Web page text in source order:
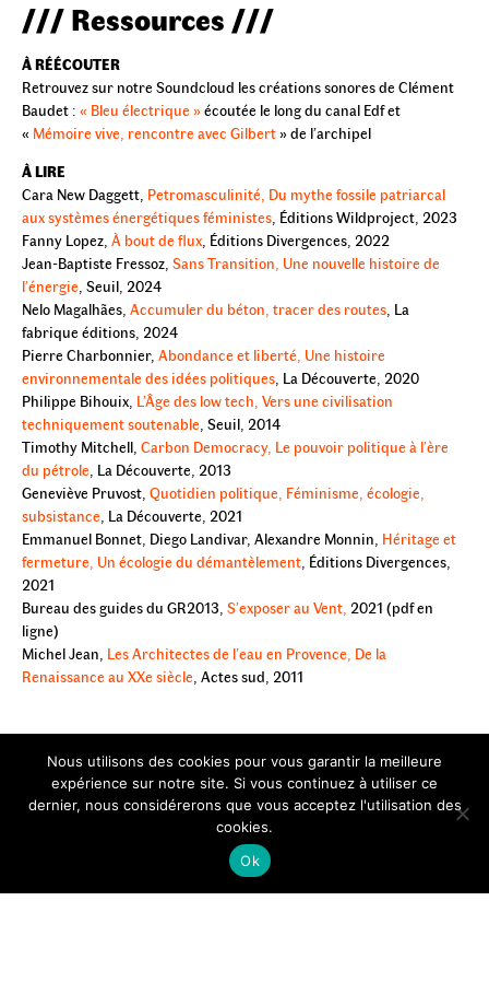
/// Ressources ///
À RÉÉCOUTER
Retrouvez sur notre Soundcloud les créations sonores de Clément
Baudet : « Bleu électrique »écoutée le long du canal Edf et
« Mémoire vive, rencontre avec Gilbert» de l’archipel
À LIRE
Cara New Daggett, Petromasculinité, Du mythe fossile patriarcal
aux systèmes énergétiques féministes, Éditions Wildproject, 2023
Fanny Lopez, À bout de flux, Éditions Divergences, 2022
Jean-Baptiste Fressoz, Sans Transition, Une nouvelle histoire de
l’énergie, Seuil, 2024
Nelo Magalhães, Accumuler du béton, tracer des routes, La
fabrique éditions, 2024
Pierre Charbonnier, Abondance et liberté, Une histoire
environnementale des idées politiques, La Découverte, 2020
Philippe Bihouix, L’Âge des low tech, Vers une civilisation
techniquement soutenable, Seuil, 2014
Timothy Mitchell, Carbon Democracy, Le pouvoir politique à l’ère
du pétrole, La Découverte, 2013
Geneviève Pruvost, Quotidien politique, Féminisme, écologie,
subsistance, La Découverte, 2021
Emmanuel Bonnet, Diego Landivar, Alexandre Monnin, Héritage et
fermeture, Un écologie du démantèlement, Éditions Divergences,
2021
Bureau des guides du GR2013, S’exposer au Vent, 2021 (pdf en
ligne)
Michel Jean, Les Architectes de l’eau en Provence, De la
Renaissance au XXe siècle, Actes sud, 2011
Nous utilisons des cookies pour vous garantir la meilleure
expérience sur notre site. Si vous continuez à utiliser ce
dernier, nous considérerons que vous acceptez l'utilisation des
cookies.
Ok